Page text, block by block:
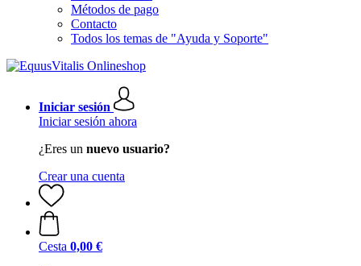
Métodos de pago
Contacto
Todos los temas de "Ayuda y Soporte"
Iniciar sesión
Iniciar sesión ahora
¿Eres un nuevo usuario?
Crear una cuenta
Cesta 0,00 €